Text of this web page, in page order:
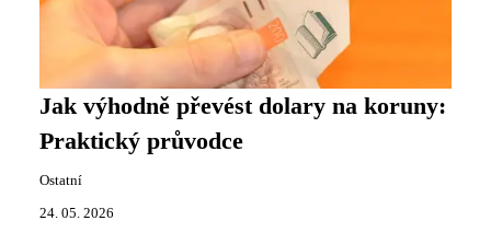
Jak výhodně převést dolary na koruny:
Praktický průvodce
Ostatní
24. 05. 2026